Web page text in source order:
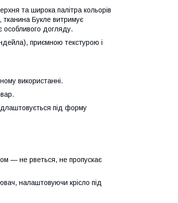
та широка палітра кольорів
Букле витримує
особливого догляду.
приємною текстурою і
використанні.
під форму
— не рветься, не пропускає
налаштовуючи крісло під